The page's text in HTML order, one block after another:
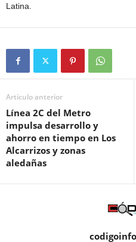
Latina.
Artículo anterior
Línea 2C del Metro
impulsa desarrollo y
ahorro en tiempo en Los
Alcarrizos y zonas
aledañas